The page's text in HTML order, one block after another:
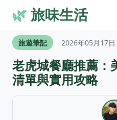
🌿旅味生活
旅遊筆記 2026年05月17日
老虎城餐廳推薦：
清單與實用攻略